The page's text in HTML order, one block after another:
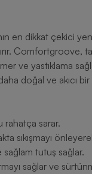
en dikkat çekici
Comfortgroove,
ve yastıklama
doğal ve akıcı
rahatça sarar.
sıkışmayı
sağlam tutuş sağlar.
sağlar ve